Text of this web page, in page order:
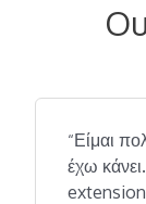
“Είμαι
έχω
extension